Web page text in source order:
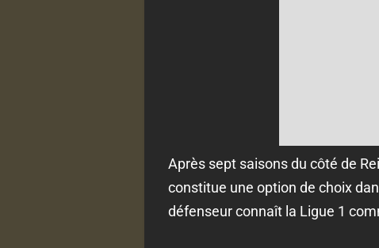
Après sept saisons du côté de
constitue une option de choix
défenseur connaît la Ligue 1